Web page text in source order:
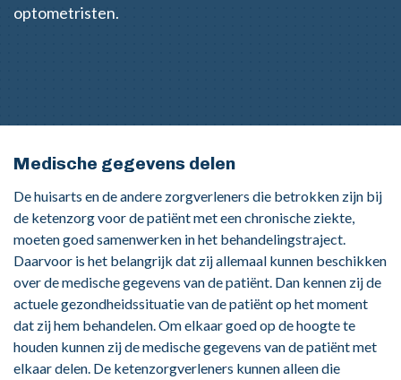
optometristen.
Medische gegevens delen
De huisarts en de andere zorgverleners die betrokken zijn bij
de ketenzorg voor de patiënt met een chronische ziekte,
moeten goed samenwerken in het behandelingstraject.
Daarvoor is het belangrijk dat zij allemaal kunnen beschikken
over de medische gegevens van de patiënt. Dan kennen zij de
actuele gezondheidssituatie van de patiënt op het moment
dat zij hem behandelen. Om elkaar goed op de hoogte te
houden kunnen zij de medische gegevens van de patiënt met
elkaar delen. De ketenzorgverleners kunnen alleen die